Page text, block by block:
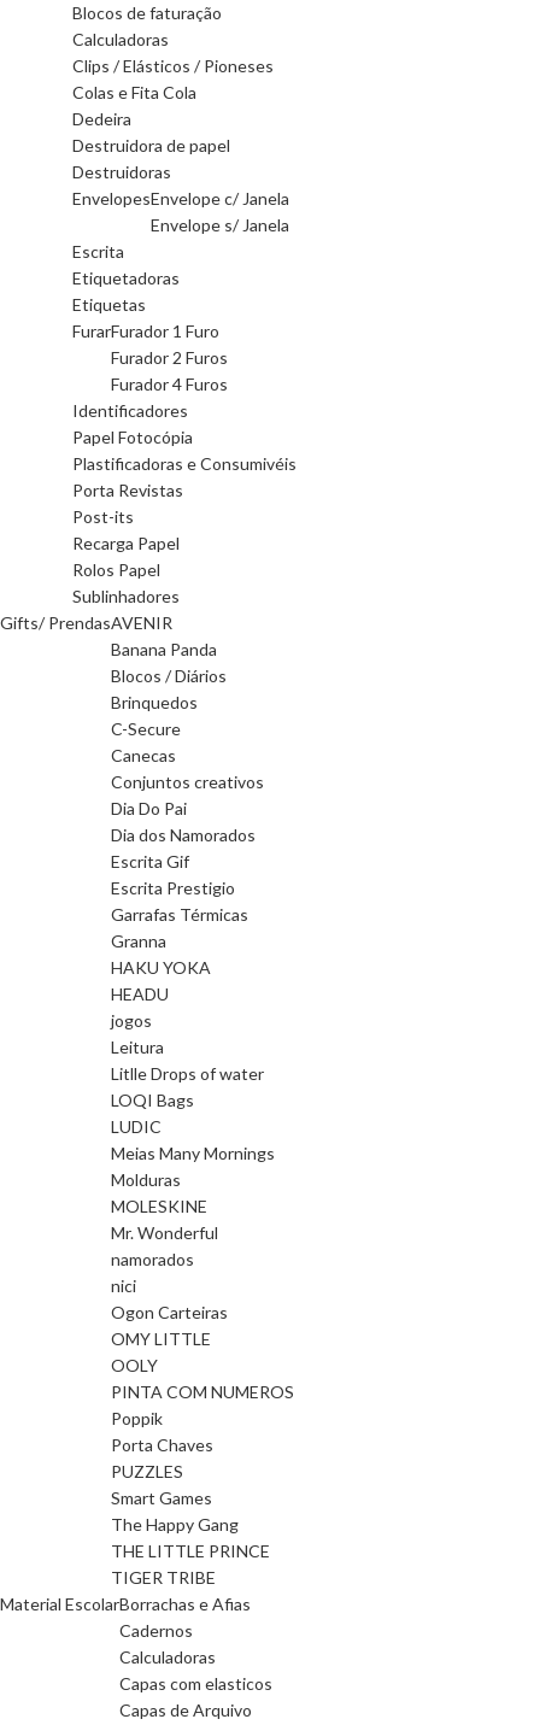
Blocos de faturação
Calculadoras
Clips / Elásticos / Pioneses
Colas e Fita Cola
Dedeira
Destruidora de papel
Destruidoras
EnvelopesEnvelope c/ Janela
Envelope s/ Janela
Escrita
Etiquetadoras
Etiquetas
FurarFurador 1 Furo
Furador 2 Furos
Furador 4 Furos
Identificadores
Papel Fotocópia
Plastificadoras e Consumivéis
Porta Revistas
Post-its
Recarga Papel
Rolos Papel
Sublinhadores
Gifts/ PrendasAVENIR
Banana Panda
Blocos / Diários
Brinquedos
C-Secure
Canecas
Conjuntos creativos
Dia Do Pai
Dia dos Namorados
Escrita Gif
Escrita Prestigio
Garrafas Térmicas
Granna
HAKU YOKA
HEADU
jogos
Leitura
Litlle Drops of water
LOQI Bags
LUDIC
Meias Many Mornings
Molduras
MOLESKINE
Mr. Wonderful
namorados
nici
Ogon Carteiras
OMY LITTLE
OOLY
PINTA COM NUMEROS
Poppik
Porta Chaves
PUZZLES
Smart Games
The Happy Gang
THE LITTLE PRINCE
TIGER TRIBE
Material EscolarBorrachas e Afias
Cadernos
Calculadoras
Capas com elasticos
Capas de Arquivo